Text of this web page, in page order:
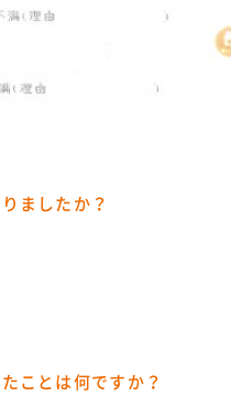
ましたか？
ことは何ですか？